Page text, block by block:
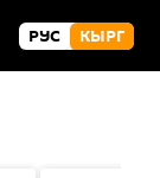
РУС КЫРГ